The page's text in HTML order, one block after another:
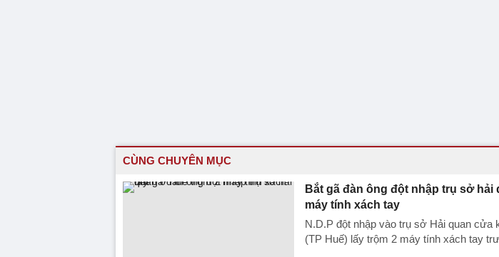
CÙNG CHUYÊN MỤC
Bắt gã đàn ông đột nhập trụ sở hải
máy tính xách tay
N.D.P đột nhập vào trụ sở Hải quan cửa
(TP Huế) lấy trộm 2 máy tính xách tay